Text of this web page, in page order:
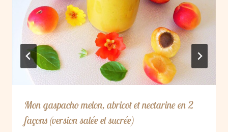
Mon gaspacho melon, abricot et nectarine en 2
façons (version salée et sucrée)